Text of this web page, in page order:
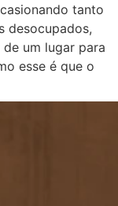
tanto
desocupados,
um lugar para
esse é que o